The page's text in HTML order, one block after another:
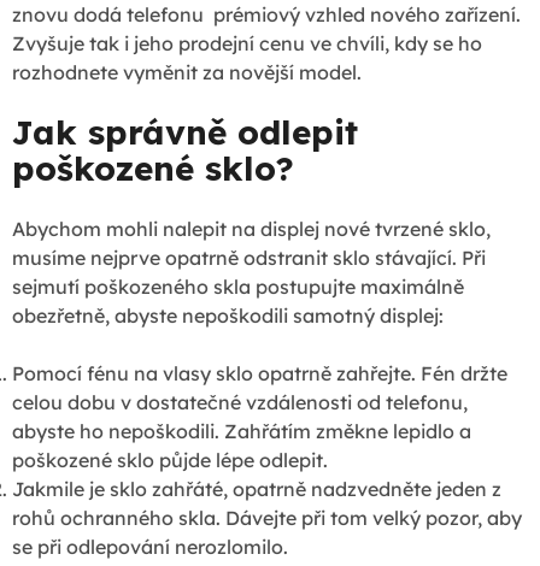
znovu dodá telefonu prémiový vzhled nového zařízení.
Zvyšuje tak i jeho prodejní cenu ve chvíli, kdy se ho
rozhodnete vyměnit za novější model.
Jak správně odlepit
poškozené sklo?
Abychom mohli nalepit na displej nové tvrzené sklo,
musíme nejprve opatrně odstranit sklo stávající. Při
sejmutí poškozeného skla postupujte maximálně
obezřetně, abyste nepoškodili samotný displej:
Pomocí fénu na vlasy sklo opatrně zahřejte. Fén držte
celou dobu v dostatečné vzdálenosti od telefonu,
abyste ho nepoškodili. Zahřátím změkne lepidlo a
poškozené sklo půjde lépe odlepit.
Jakmile je sklo zahřáté, opatrně nadzvedněte jeden z
rohů ochranného skla. Dávejte při tom velký pozor, aby
se při odlepování nerozlomilo.